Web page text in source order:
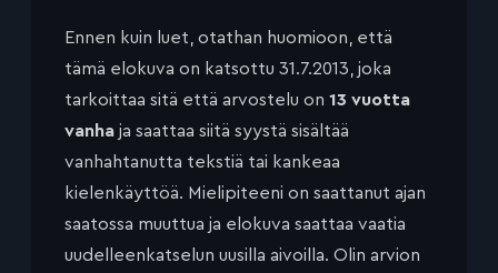
Ennen kuin luet, otathan huomioon, että
tämä elokuva on katsottu 31.7.2013, joka
tarkoittaa sitä että arvostelu on 13 vuotta
vanha ja saattaa siitä syystä sisältää
vanhahtanutta tekstiä tai kankeaa
kielenkäyttöä. Mielipiteeni on saattanut ajan
saatossa muuttua ja elokuva saattaa vaatia
uudelleenkatselun uusilla aivoilla. Olin arvion